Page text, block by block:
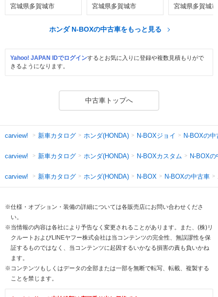
宮城県多賀城市 宮城県多賀城市 宮城県多賀城市
ホンダ N-BOXの中古車をもっと見る
Yahoo! JAPAN IDでログインするとお気に入りに登録や複数見積もりがで
きるようになります。
中古車トップへ
carview! 新車カタログ ホンダ(HONDA) N-BOXジョイ N-BOXの中
carview! 新車カタログ ホンダ(HONDA) N-BOXカスタム N-BOXの
carview! 新車カタログ ホンダ(HONDA) N-BOX N-BOXの中古車
※仕様・オプション・装備の詳細については各販売店にお問い合わせくださ
い。
※当情報の内容は各社により予告なく変更されることがあります。また、(株)リ
クルートおよびLINEヤフー株式会社は当コンテンツの完全性、無誤謬性を保
証するものではなく、当コンテンツに起因するいかなる損害の責も負いかね
ます。
※コンテンツもしくはデータの全部または一部を無断で転写、転載、複製する
ことを禁じます。